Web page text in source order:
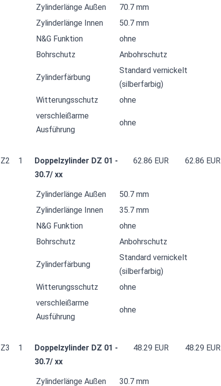
Zylinderlänge Außen
70.7 mm
Zylinderlänge Innen
50.7 mm
N&G Funktion
ohne
Bohrschutz
Anbohrschutz
Zylinderfärbung
Standard vernickelt
(silberfarbig)
Witterungsschutz
ohne
verschleißarme
Ausführung
ohne
Z2 1
Doppelzylinder DZ 01 -
30.7/ xx
62.86 EUR 62.86 EUR
Zylinderlänge Außen
50.7 mm
Zylinderlänge Innen
35.7 mm
N&G Funktion
ohne
Bohrschutz
Anbohrschutz
Zylinderfärbung
Standard vernickelt
(silberfarbig)
Witterungsschutz
ohne
verschleißarme
Ausführung
ohne
Z3 1
Doppelzylinder DZ 01 -
30.7/ xx
48.29 EUR 48.29 EUR
Zylinderlänge Außen 30.7 mm